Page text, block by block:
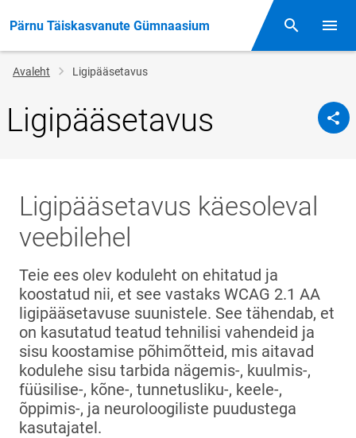
Pärnu Täiskasvanute Gümnaasium Otsing
Jälglink
Avaleht Ligipääsetavus
Ligipääsetavus
Ligipääsetavus käesoleval
veebilehel
Teie ees olev koduleht on ehitatud ja
koostatud nii, et see vastaks WCAG 2.1 AA
ligipääsetavuse suunistele. See tähendab, et
on kasutatud teatud tehnilisi vahendeid ja
sisu koostamise põhimõtteid, mis aitavad
kodulehe sisu tarbida nägemis-, kuulmis-,
füüsilise-, kõne-, tunnetusliku-, keele-,
õppimis-, ja neuroloogiliste puudustega
kasutajatel.